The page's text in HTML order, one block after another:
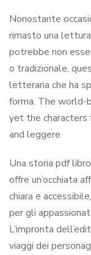
Nonostante
rimasto una
potrebbe non
o tradizionale,
letteraria che ha
forma. The world-
yet the
and leggere
Una storia pdf
offre un’occhiata
chiara e
per gli
L’impronta
viaggi dei